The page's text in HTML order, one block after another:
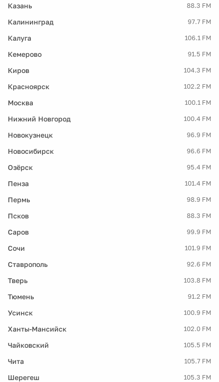
Казань 88.3 FM
Калининград 97.7 FM
Калуга 106.1 FM
Кемерово 91.5 FM
Киров 104.3 FM
Красноярск 102.2 FM
Москва 100.1 FM
Нижний Новгород 100.4 FM
Новокузнецк 96.9 FM
Новосибирск 96.6 FM
Озёрск 95.4 FM
Пенза 101.4 FM
Пермь 98.9 FM
Псков 88.3 FM
Саров 99.9 FM
Сочи 101.9 FM
Ставрополь 92.6 FM
Тверь 103.8 FM
Тюмень 91.2 FM
Усинск 100.9 FM
Ханты-Мансийск 102.0 FM
Чайковский 105.5 FM
Чита 105.7 FM
Шерегеш 105.3 FM